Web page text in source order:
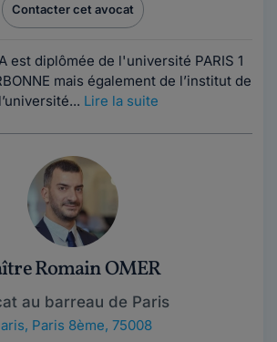
Contacter cet avocat
est diplômée de l'université PARIS 1
mais également de l’institut de
Lire la suite
Romain OMER
au barreau de Paris
, Paris 8ème, 75008